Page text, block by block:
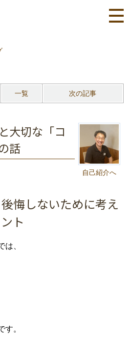
一覧 次の記事
自己紹介へ
大切な「コ
話
悔しないために考え
ト
は、
す。